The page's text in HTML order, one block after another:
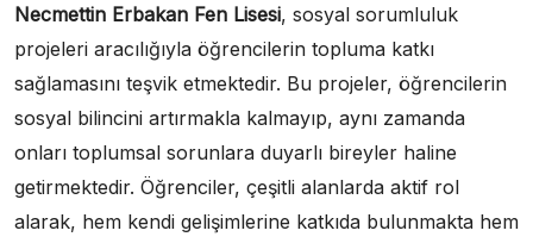
Necmettin Erbakan Fen Lisesi, sosyal sorumluluk
projeleri aracılığıyla öğrencilerin topluma katkı
sağlamasını teşvik etmektedir. Bu projeler, öğrencilerin
sosyal bilincini artırmakla kalmayıp, aynı zamanda
onları toplumsal sorunlara duyarlı bireyler haline
getirmektedir. Öğrenciler, çeşitli alanlarda aktif rol
alarak, hem kendi gelişimlerine katkıda bulunmakta hem